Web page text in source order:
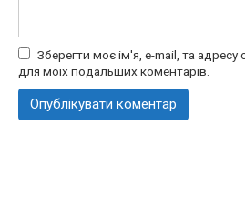
Зберегти моє ім'я, e-mail, та адресу
для моїх подальших коментарів.